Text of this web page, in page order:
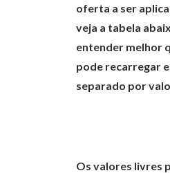
oferta a ser
veja a tabela
entender melhor
pode recarregar e
separado por
Os valores livres